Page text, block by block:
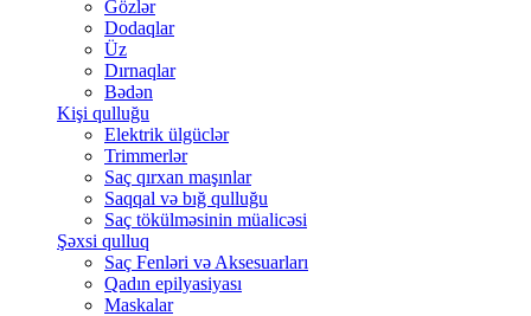
Gözlər
Dodaqlar
Üz
Dırnaqlar
Bədən
Kişi qulluğu
Elektrik ülgüclər
Trimmerlər
Saç qırxan maşınlar
Saqqal və bığ qulluğu
Saç tökülməsinin müalicəsi
Şəxsi qulluq
Saç Fenləri və Aksesuarları
Qadın epilyasiyası
Maskalar